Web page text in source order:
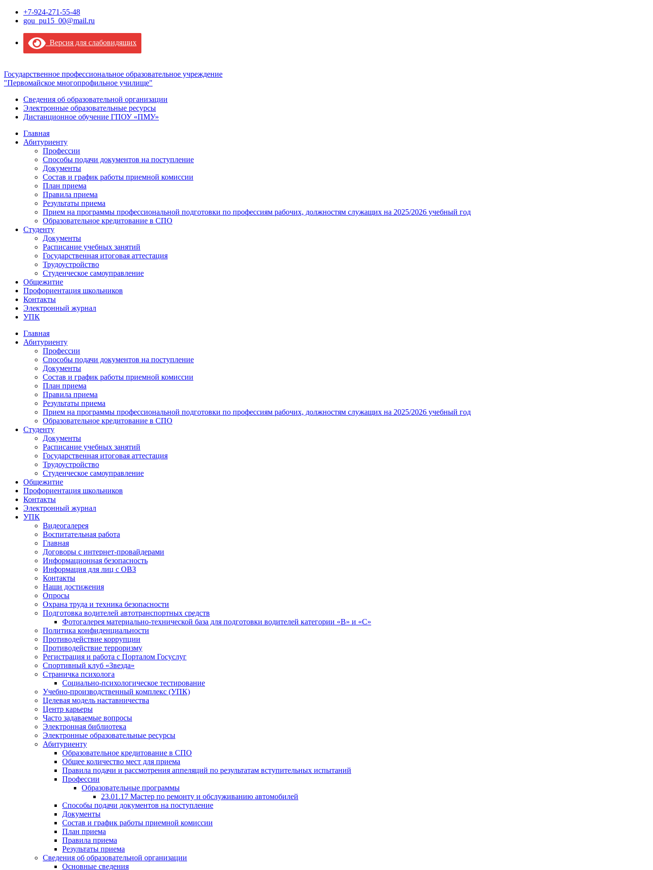
+7-924-271-55-48
gou_pu15_00@mail.ru
Версия для слабовидящих
Государственное профессиональное образовательное учреждение
"Первомайское многопрофильное училище"
Сведения об образовательной организации
Электронные образовательные ресурсы
Дистанционное обучение ГПОУ «ПМУ»
Главная
Абитуриенту
Профессии
Способы подачи документов на поступление
Документы
Состав и график работы приемной комиссии
План приема
Правила приема
Результаты приема
Прием на программы профессиональной подготовки по профессиям рабочих, должностям служащих на 2025/2026 учебный год
Образовательное кредитование в СПО
Студенту
Документы
Расписание учебных занятий
Государственная итоговая аттестация
Трудоустройство
Студенческое самоуправление
Общежитие
Профориентация школьников
Контакты
Электронный журнал
УПК
Главная
Абитуриенту
Профессии
Способы подачи документов на поступление
Документы
Состав и график работы приемной комиссии
План приема
Правила приема
Результаты приема
Прием на программы профессиональной подготовки по профессиям рабочих, должностям служащих на 2025/2026 учебный год
Образовательное кредитование в СПО
Студенту
Документы
Расписание учебных занятий
Государственная итоговая аттестация
Трудоустройство
Студенческое самоуправление
Общежитие
Профориентация школьников
Контакты
Электронный журнал
УПК
Видеогалерея
Воспитательная работа
Главная
Договоры с интернет-провайдерами
Информационная безопасность
Информация для лиц с ОВЗ
Контакты
Наши достижения
Опросы
Охрана труда и техника безопасности
Подготовка водителей автотранспортных средств
Фотогалерея материально-технической база для подготовки водителей категории «В» и «С»
Политика конфиденциальности
Противодействие коррупции
Противодействие терроризму
Регистрация и работа с Порталом Госуслуг
Спортивный клуб «Звезда»
Страничка психолога
Социально-психологическое тестирование
Учебно-производственный комплекс (УПК)
Целевая модель наставничества
Центр карьеры
Часто задаваемые вопросы
Электронная библиотека
Электронные образовательные ресурсы
Абитуриенту
Образовательное кредитование в СПО
Общее количество мест для приема
Правила подачи и рассмотрения аппеляций по результатам вступительных испытаний
Профессии
Образовательные программы
23.01.17 Мастер по ремонту и обслуживанию автомобилей
Способы подачи документов на поступление
Документы
Состав и график работы приемной комиссии
План приема
Правила приема
Результаты приема
Сведения об образовательной организации
Основные сведения